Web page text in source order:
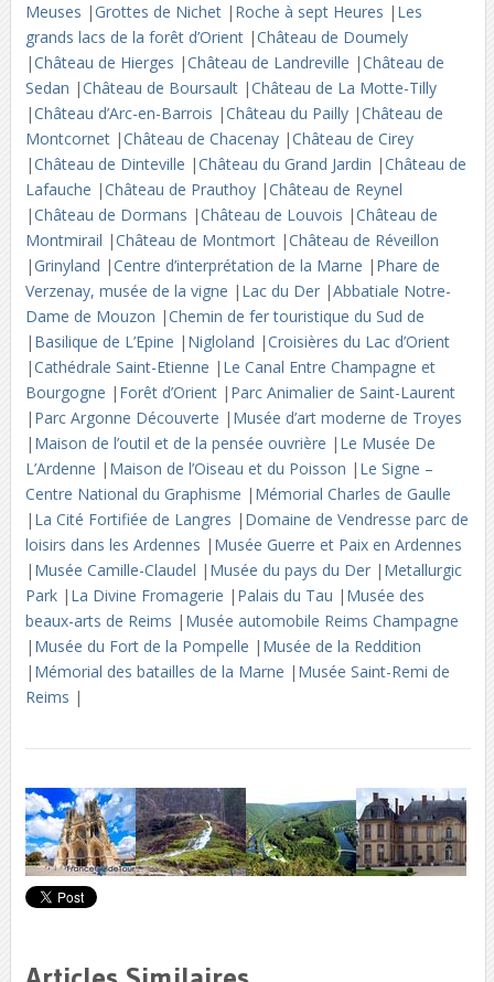
Meuses |Grottes de Nichet | Roche à sept Heures | Les
grands lacs de la forêt d’Orient |Château de Doumely
|Château de Hierges |Château de Landreville |Château de
Sedan |Château de Boursault |Château de La Motte-Tilly
|Château d’Arc-en-Barrois |Château du Pailly |Château de
Montcornet |Château de Chacenay |Château de Cirey
|Château de Dinteville |Château du Grand Jardin |Château de
Lafauche |Château de Prauthoy |Château de Reynel
|Château de Dormans |Château de Louvois |Château de
Montmirail |Château de Montmort |Château de Réveillon
|Grinyland |Centre d’interprétation de la Marne | Phare de
Verzenay, musée de la vigne | Lac du Der |Abbatiale Notre-
Dame de Mouzon |Chemin de fer touristique du Sud de
| Basilique de L’Epine | Nigloland |Croisières du Lac d’Orient
|Cathédrale Saint-Etienne | Le Canal Entre Champagne et
Bourgogne | Forêt d’Orient | Parc Animalier de Saint-Laurent
| Parc Argonne Découverte | Musée d’art moderne de Troyes
| Maison de l’outil et de la pensée ouvrière | Le Musée De
L’Ardenne | Maison de l’Oiseau et du Poisson | Le Signe –
Centre National du Graphisme | Mémorial Charles de Gaulle
| La Cité Fortifiée de Langres | Domaine de Vendresse parc de
loisirs dans les Ardennes | Musée Guerre et Paix en Ardennes
| Musée Camille-Claudel | Musée du pays du Der | Metallurgic
Park | La Divine Fromagerie | Palais du Tau | Musée des
beaux-arts de Reims | Musée automobile Reims Champagne
| Musée du Fort de la Pompelle | Musée de la Reddition
| Mémorial des batailles de la Marne | Musée Saint-Remi de
Reims |